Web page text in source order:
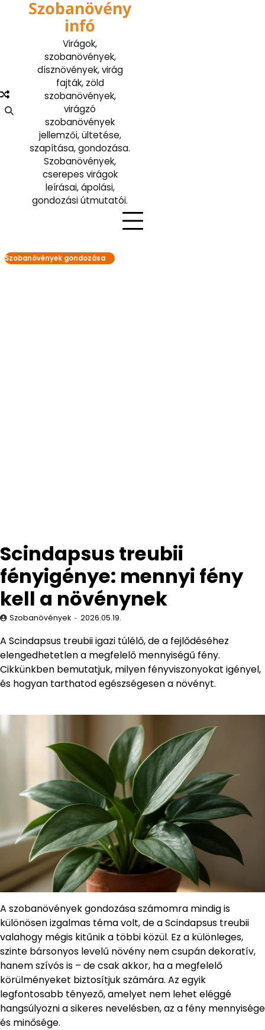
Szobanövény
infó
Virágok,
szobanövények,
dísznövények, virág
fajták, zöld
szobanövények,
virágzó
szobanövények
jellemzői, ültetése,
szapítása, gondozása.
Szobanövények,
cserepes virágok
leírásai, ápolási,
gondozási útmutatói.
Szobanövények gondozása
Scindapsus treubii
fényigénye: mennyi fény
kell a növénynek
Szobanövények 2026.05.19.
A Scindapsus treubii igazi túlélő, de a fejlődéséhez
elengedhetetlen a megfelelő mennyiségű fény.
Cikkünkben bemutatjuk, milyen fényviszonyokat igényel,
és hogyan tarthatod egészségesen a növényt.
A szobanövények gondozása számomra mindig is
különösen izgalmas téma volt, de a Scindapsus treubii
valahogy mégis kitűnik a többi közül. Ez a különleges,
szinte bársonyos levelű növény nem csupán dekoratív,
hanem szívós is – de csak akkor, ha a megfelelő
körülményeket biztosítjuk számára. Az egyik
legfontosabb tényező, amelyet nem lehet eléggé
hangsúlyozni a sikeres nevelésben, az a fény mennyisége
és minősége.